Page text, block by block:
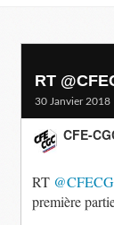
RT
30 Janvier 2018
RT
première
CFE-